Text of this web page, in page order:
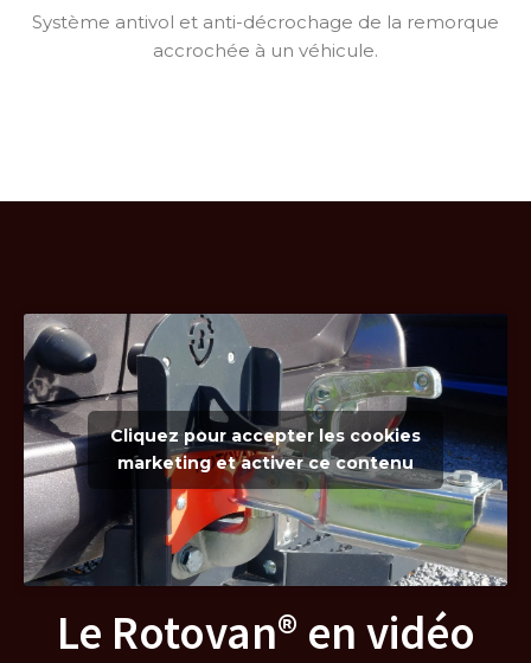
Système antivol et anti-décrochage de la remorque
accrochée à un véhicule.
Cliquez pour accepter les cookies
marketing et activer ce contenu
Le Rotovan® en vidéo